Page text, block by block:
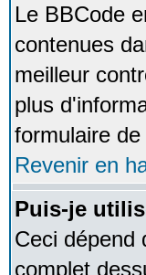
Le BBCode
contenues
meilleur
plus
formulaire
Revenir en
Puis-je
Ceci dépend
complet